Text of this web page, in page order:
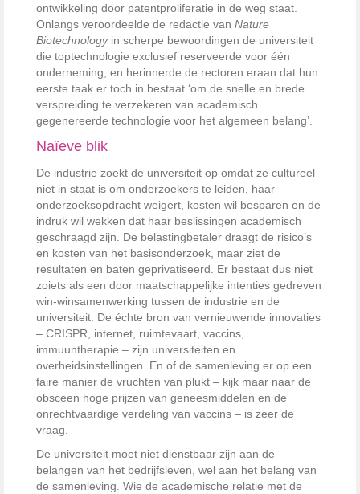
ontwikkeling door patentproliferatie in de weg staat.
Onlangs veroordeelde de redactie van Nature
Biotechno­logy in scherpe bewoordingen de universiteit
die toptechnologie exclusief reserveerde voor één
onderneming, en herinnerde de rectoren eraan dat hun
eerste taak er toch in bestaat ‘om de snelle en brede
verspreiding te verzekeren van academisch
gegenereerde technologie voor het algemeen belang’.
Naïeve blik
De industrie zoekt de universiteit op omdat ze cultureel
niet in staat is om onderzoekers te leiden, haar
onderzoeksopdracht weigert, kosten wil besparen en de
indruk wil wekken dat haar beslissingen academisch
geschraagd zijn. De belastingbetaler draagt de risico’s
en kosten van het ­basisonderzoek, maar ziet de
resultaten en baten geprivatiseerd. Er ­bestaat dus niet
zoiets als een door maatschappelijke intenties gedreven
win-winsamenwerking tussen de ­industrie en de
universiteit. De échte bron van vernieuwende innovaties
– CRISPR, internet, ruimtevaart, vaccins,
immuuntherapie – zijn universiteiten en
overheidsinstellingen. En of de samenleving er op een
faire ­manier de vruchten van plukt – kijk maar naar de
obsceen hoge prijzen van geneesmiddelen en de
onrechtvaardige verdeling van vaccins – is zeer de
vraag.
De universiteit moet niet dienstbaar zijn aan de
belangen van het ­bedrijfsleven, wel aan het belang van
de samenleving. Wie de academische relatie met de